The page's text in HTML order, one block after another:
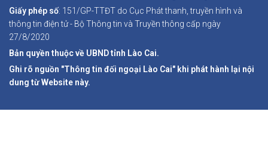
Giấy phép số: 151/GP-TTĐT do Cục Phát thanh, truyền hình và
thông tin điện tử - Bộ Thông tin và Truyền thông cấp ngày
27/8/2020
Bản quyền thuộc về UBND tỉnh Lào Cai.
Ghi rõ nguồn "Thông tin đối ngoại Lào Cai" khi phát hành lại nội
dung từ Website này.